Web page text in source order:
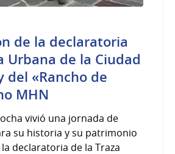
de la declaratoria
Urbana de la Ciudad
del «Rancho de
MHN
vivió una jornada de
su historia y su patrimonio
declaratoria de la Traza